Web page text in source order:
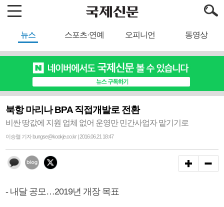
뉴스 스포츠·연예 오피니언 동영상
북항 마리나 BPA 직접개발로 전환
비싼 땅값에 지원 업체 없어 운영만 민간사업자 맡기기로
이승렬 기자 bungse@kookje.co.kr | 2016.06.21 18:47
- 내달 공모…2019년 개장 목표